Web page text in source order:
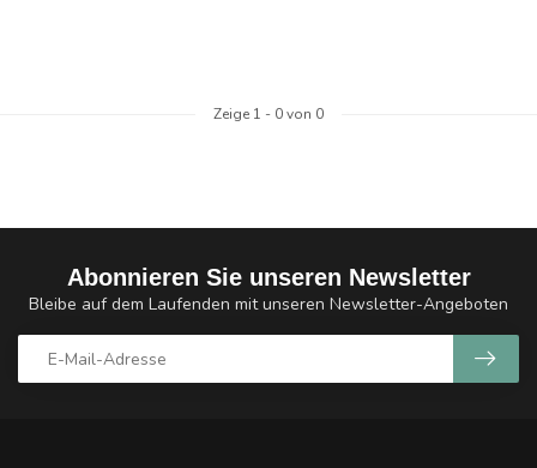
Zeige 1 - 0von 0
Abonnieren Sie unseren Newsletter
Bleibe auf dem Laufenden mit unseren Newsletter-Angeboten